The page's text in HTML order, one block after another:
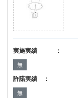
実施実績 ：
無
許諾実績 ：
無